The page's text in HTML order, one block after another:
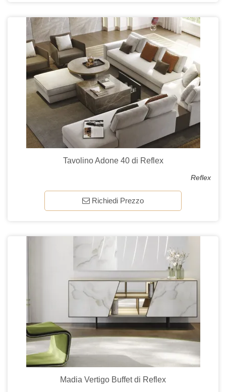
Tavolino Adone 40 di Reflex
Reflex
Richiedi Prezzo
Madia Vertigo Buffet di Reflex